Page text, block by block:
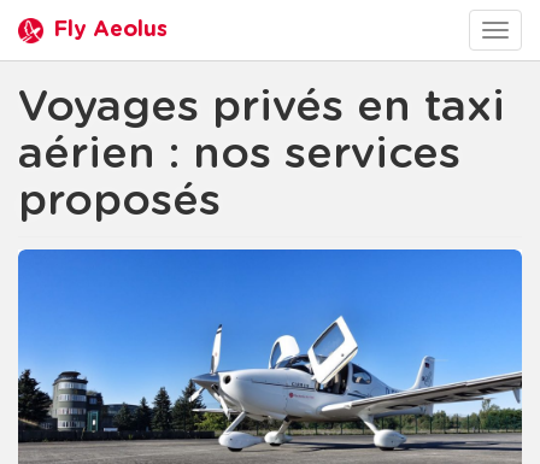
Fly Aeolus
Voyages privés en taxi
aérien : nos services
proposés